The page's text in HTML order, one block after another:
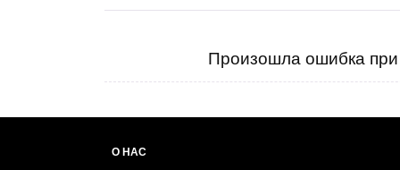
Произошла ошибка при
О НАС